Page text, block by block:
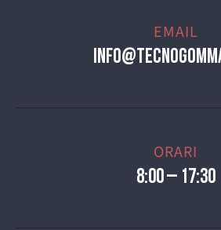
EMAIL
ORARI
8:00 – 17:30